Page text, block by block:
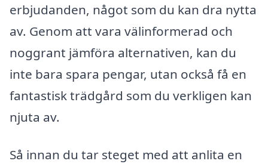
erbjudanden, något som du kan dra nytta
av. Genom att vara välinformerad och
noggrant jämföra alternativen, kan du
inte bara spara pengar, utan också få en
fantastisk trädgård som du verkligen kan
njuta av.
Så innan du tar steget med att anlita en